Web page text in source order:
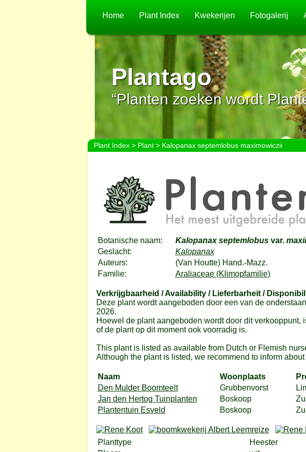
Home Plant Index Kwekerijen Fotogalerij
Plantago
“Planten zoeken wordt
Plant Index> Plant> Kalopanax septemlobus maximowiczii
Botanische naam: Kalopanax septemlobus var.
Geslacht:
Kalopanax
Auteurs:
(Van Houtte) Hand.-Mazz.
Familie:
Araliaceae (Klimopfamilie)
Verkrijgbaarheid / Availability / Lieferbarheit /
Deze plant wordt aangeboden door een van de
2026.
Hoewel de plant aangeboden wordt door dit verkooppunt,
of de plant op dit moment ook voorradig is.
This plant is listed as available from Dutch or Flemish
Although the plant is listed, we recommend to inform
Naam Woonplaats
Den Mulder Boomteelt
Grubbenvorst
Jan den Hertog Tuinplanten
Boskoop
Plantentuin Esveld
Boskoop
Planttype
Heester